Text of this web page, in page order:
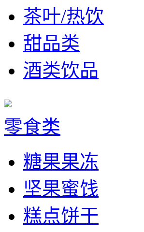
茶叶/热饮
甜品类
酒类饮品
零食类
糖果果冻
坚果蜜饯
糕点饼干